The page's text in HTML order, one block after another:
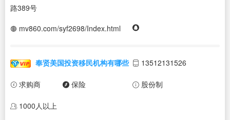
路389号
mv860.com/syf2698/Index.html
奉贤美国投资移民机构有哪些 13512131526
求购商 保险 股份制
1000人以上